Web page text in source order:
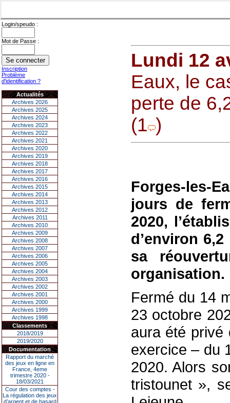
Login/speudo :
Mot de Passe :
Inscription
Problème
d'identification ?
Actualités
Archives 2026
Archives 2025
Archives 2024
Archives 2023
Archives 2022
Archives 2021
Archives 2020
Archives 2019
Archives 2018
Archives 2017
Archives 2016
Archives 2015
Archives 2014
Archives 2013
Archives 2012
Archives 2011
Archives 2010
Archives 2009
Archives 2008
Archives 2007
Archives 2006
Archives 2005
Archives 2004
Archives 2003
Archives 2002
Archives 2001
Archives 2000
Archives 1999
Archives 1998
Classements
2018/2019
2019/2020
Documentation
Rapport du marché
des jeux en ligne en
France, 4eme
trimestre 2020 -
18/03/2021
Cour des comptes -
La régulation des jeux
d’argent et de hasard
Lundi 12
Eaux, le
perte de
(1 )
Forges-les-
jours de
2020,
d’environ
sa
organisation.
Fermé du 14
23 octobre
aura été privé
exercice – du
2020. Alors
tristounet »,